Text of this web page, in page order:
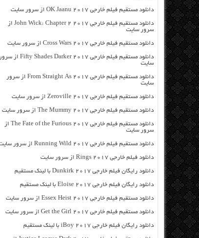
دانلود مستقیم فیلم خارجی OK Jaanu 2017 از سرور سایت
دانلود مستقیم فیلم خارجی John Wick: Chapter 2 2017 از
سرور سایت
دانلود مستقیم فیلم خارجی Cross Wars 2017 از سرور سایت
دانلود مستقیم فیلم خارجی Fifty Shades Darker 2017 از سرور
سایت
دانلود مستقیم فیلم خارجی From Straight As 2017 از سرور
سایت
دانلود مستقیم فیلم خارجی Zeroville 2017 از سرور سایت
دانلود مستقیم فیلم خارجی The Mummy 2017 از سرور سایت
دانلود مستقیم فیلم خارجی The Fate of the Furious 2017 از
سرور سایت
دانلود مستقیم فیلم خارجی Running Wild 2017 از سرور سایت
دانلود فیلم خارجی Rings 2017 از سرور سایت
دانلود رایگان فیلم خارجی Dunkirk 2017 با لینک مستقیم
دانلود رایگان فیلم خارجی Eloise 2017 با لینک مستقیم
دانلود مستقیم فیلم خارجی Essex Heist 2017 از سرور سایت
دانلود مستقیم فیلم خارجی Get the Girl 2017 از سرور سایت
دانلود رایگان فیلم خارجی iBoy 2017 با لینک مستقیم